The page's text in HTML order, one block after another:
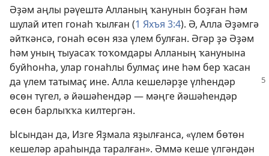
Әҙәм аңлы рәүештә Алланың ҡанунын боҙған һәм
шулай итеп гонаһ ҡылған (1 Яхъя 3:4). Ә, Алла Әҙәмгә
әйткәнсә, гонаһ өсөн яза үлем булған. Әгәр ҙә Әҙәм
һәм уның тыуасаҡ тоҡомдары Алланың ҡанунына
буйһонһа, улар гонаһлы булмаҫ ине һәм бер ҡасан
да үлем татымаҫ ине. Алла кешеләрҙе үлһендәр
өсөн түгел, ә йәшәһендәр — мәңге йәшәһендәр
өсөн барлыҡҡа килтергән.
Ысындан да, Изге Яҙмала яҙылғанса, «үлем бөтөн
кешеләр араһында таралған». Әммә кеше үлгәндән